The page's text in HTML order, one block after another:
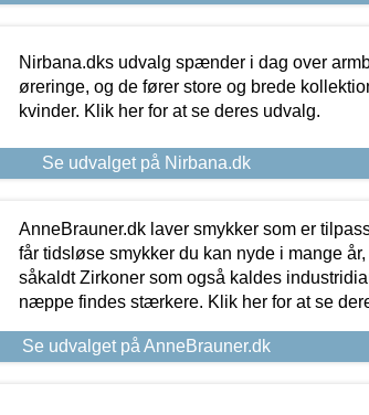
Nirbana.dks udvalg spænder i dag over
øreringe, og de fører store og brede
kvinder. Klik her for at se deres udvalg.
Se udvalget på Nirbana.dk
AnneBrauner.dk laver smykker som er
får tidsløse smykker du kan nyde i mange
såkaldt Zirkoner som også kaldes
næppe findes stærkere. Klik her for at se
Se udvalget på AnneBrauner.dk